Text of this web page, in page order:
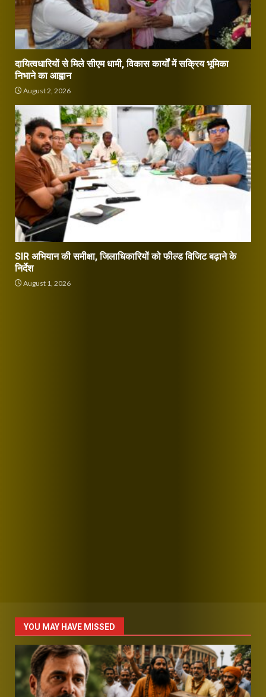
दायित्वधारियों से मिले सीएम धामी, विकास कार्यों में सक्रिय भूमिका
निभाने का आह्वान
August 2, 2026
SIR अभियान की समीक्षा, जिलाधिकारियों को फील्ड विजिट बढ़ाने के
निर्देश
August 1, 2026
YOU MAY HAVE MISSED